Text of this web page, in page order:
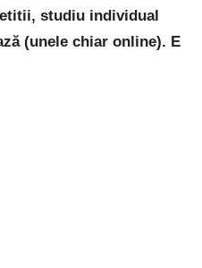
studiu individual
(unele chiar online). E